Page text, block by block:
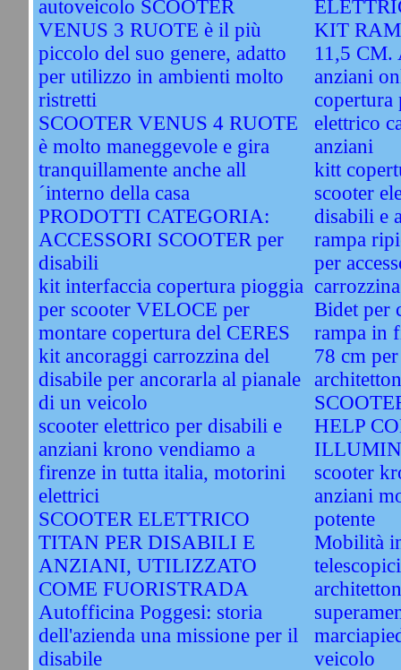
autoveicolo SCOOTER
VENUS 3 RUOTE è il più
piccolo del suo genere, adatto
per utilizzo in ambienti molto
ristretti
SCOOTER VENUS 4 RUOTE
è molto maneggevole e gira
tranquillamente anche all
´interno della casa
PRODOTTI CATEGORIA:
ACCESSORI SCOOTER per
disabili
kit interfaccia copertura pioggia
per scooter VELOCE per
montare copertura del CERES
kit ancoraggi carrozzina del
disabile per ancorarla al pianale
di un veicolo
scooter elettrico per disabili e
anziani krono vendiamo a
firenze in tutta italia, motorini
elettrici
SCOOTER ELETTRICO
TITAN PER DISABILI E
ANZIANI, UTILIZZATO
COME FUORISTRADA
Autofficina Poggesi: storia
dell'azienda una missione per il
disabile
KIT
11,5 CM.
anziani
copertura
elettrico
anziani
kitt
scooter
disabili e
rampa
per
carrozzina
Bidet per
rampa in
78 cm
HELP
scooter
anziani
potente
Mobilità
veicolo